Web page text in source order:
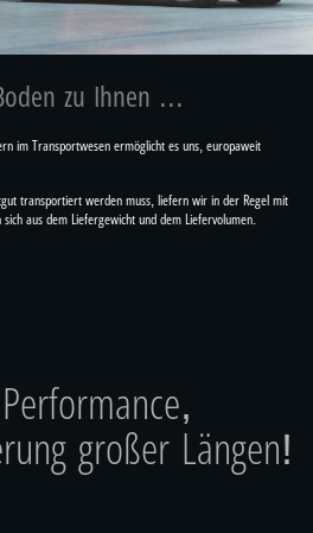
zu Ihnen ...
im Transportwesen ermöglicht es uns, europaweit
transportiert werden muss, liefern wir in der Regel mit
aus dem Liefergewicht und dem Liefervolumen.
großer Längen!